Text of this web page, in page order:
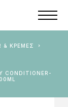
& ΚΡΈΜΕΣ